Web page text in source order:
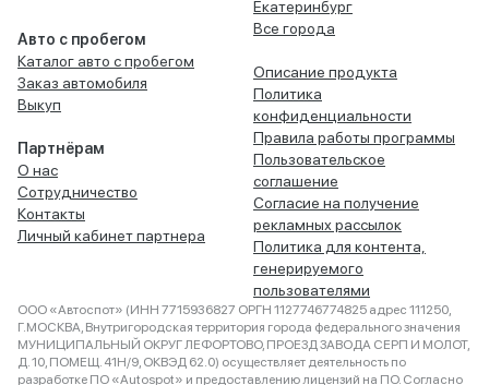
Авто с пробегом
Каталог авто с пробегом
Заказ автомобиля
Выкуп
Партнёрам
О нас
Сотрудничество
Контакты
Личный кабинет партнера
Екатеринбург
Все города
Описание продукта
Политика
конфиденциальности
Правила работы программы
Пользовательское
соглашение
Согласие на получение
рекламных рассылок
Политика для контента,
генерируемого
пользователями
ООО «Автоспот» (ИНН 7715936827 ОРГН 1127746774825 адрес 111250,
Г.МОСКВА, Внутригородская территория города федерального значения
МУНИЦИПАЛЬНЫЙ ОКРУГ ЛЕФОРТОВО, ПРОЕЗД ЗАВОДА СЕРП И МОЛОТ,
Д. 10, ПОМЕЩ. 41Н/9, ОКВЭД 62.0) осуществляет деятельность по
разработке ПО «Autospot» и предоставлению лицензий на ПО. Согласно